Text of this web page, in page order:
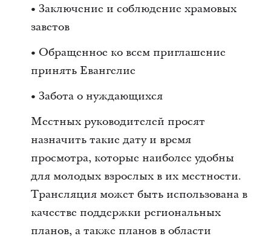
• Заключение и соблюдение храмовых
заветов
• Обращенное ко всем приглашение
принять Евангелие
• Забота о нуждающихся
Местных руководителей просят
назначить такие дату и время
просмотра, которые наиболее удобны
для молодых взрослых в их местности.
Трансляция может быть использована в
качестве поддержки региональных
планов, а также планов в области